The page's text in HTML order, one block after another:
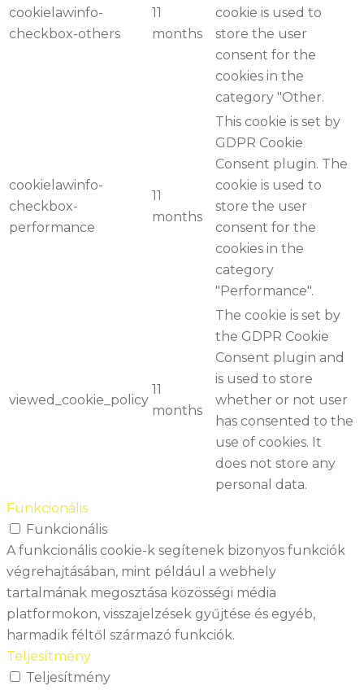
cookielawinfo-
checkbox-others
11
months
cookie is used to
store the user
consent for the
cookies in the
category "Other.
cookielawinfo-
checkbox-
performance
11
months
This cookie is set by
GDPR Cookie
Consent plugin. The
cookie is used to
store the user
consent for the
cookies in the
category
"Performance".
viewed_cookie_policy
11
months
The cookie is set by
the GDPR Cookie
Consent plugin and
is used to store
whether or not user
has consented to the
use of cookies. It
does not store any
personal data.
Funkcionális
Funkcionális
A funkcionális cookie-k segítenek bizonyos funkciók
végrehajtásában, mint például a webhely
tartalmának megosztása közösségi média
platformokon, visszajelzések gyűjtése és egyéb,
harmadik féltől származó funkciók.
Teljesítmény
Teljesítmény